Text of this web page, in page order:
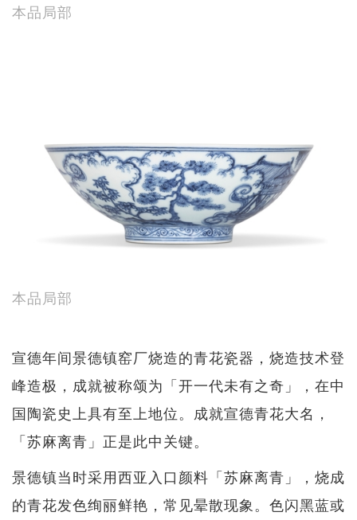
本品局部
本品局部
宣德年间景德镇窑厂烧造的青花瓷器，烧造技术登
峰造极，成就被称颂为「开一代未有之奇」，在中
国陶瓷史上具有至上地位。成就宣德青花大名，
「苏麻离青」正是此中关键。
景德镇当时采用西亚入口颜料「苏麻离青」，烧成
的青花发色绚丽鲜艳，常见晕散现象。色闪黑蓝或